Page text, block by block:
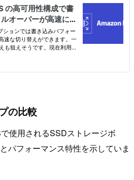
の比較
使用されるSSDストレージボ
パフォーマンス特性を示していま